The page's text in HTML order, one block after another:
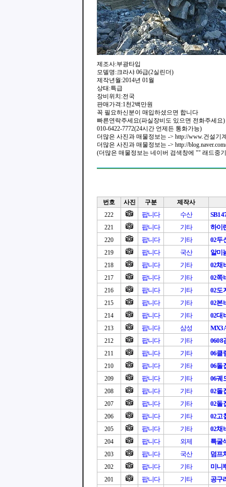
제조사:부광타입
모델명:크라샤 06급(2실린더)
제작년월:2014년 01월
상태:특급
장비위치:전국
판매가격:1천2백만원
꼭 필요하신분이 매입하셨으면 합니다
빠른연락주세요(파실장비도 있으면 전화주세요)
010-6422-7772(24시간 언제든 통화가능)
더많은 사진과 매물정보는 -> http://www.건설기
더많은 사진과 매물정보는 -> http://
(더많은 매물정보는 네이버 검색창에 "" 래드중
번호 사진 구분
제작사
222
팝니다 수산
221 팝니다 기타 하이
220 팝니다 기타 02두
219 팝니다 국산 알미
218 팝니다 기타 02채
217 팝니다 기타 02쪽
216 팝니다 기타 02도
215 팝니다 기타 02본
214 팝니다 기타 02대
213 팝니다 삼성
212 팝니다 기타 0608
211 팝니다 기타 06클
210 팝니다 기타 06돌
209 팝니다 기타 06궤
208 팝니다 기타 02돌
207 팝니다 기타 02돌
206 팝니다 기타 02고
205 팝니다 기타 02채
204 팝니다 외제 특굴
203 팝니다 국산 덤프
202 팝니다 기타 미니
201 팝니다 기타 공구